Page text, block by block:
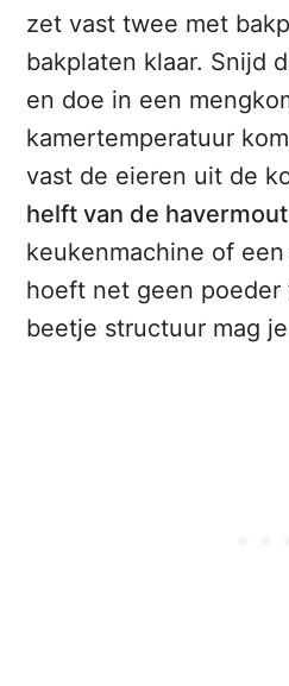
zet vast twee met
bakplaten klaar. Snijd
en doe in een
kamertemperatuur
vast de eieren uit de
helft van de
keukenmachine of
hoeft net geen poeder
beetje structuur mag